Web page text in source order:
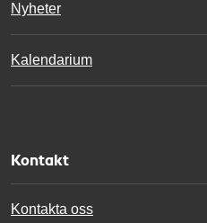
Nyheter
Kalendarium
Kontakt
Kontakta oss